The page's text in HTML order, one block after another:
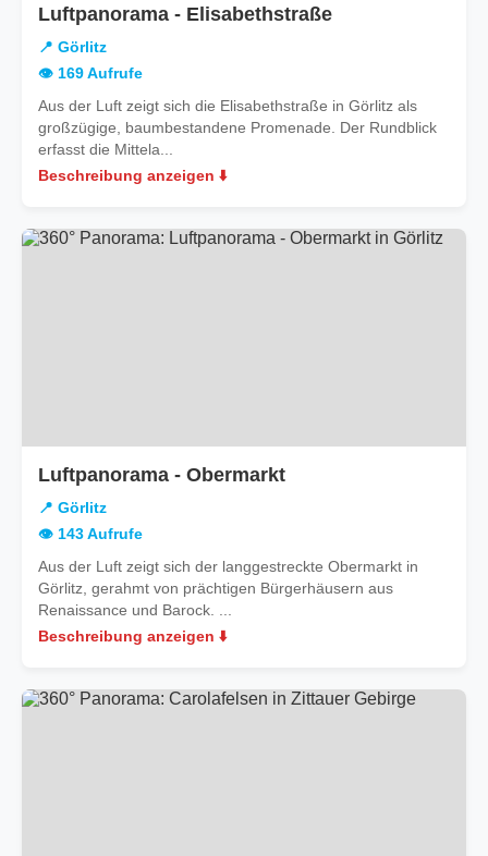
Luftpanorama - Elisabethstraßein
📍 Görlitz
👁️ 169 Aufrufe
Aus der Luft zeigt sich die Elisabethstraße in Görlitz als
großzügige, baumbestandene Promenade. Der Rundblick
erfasst die Mittela...
Beschreibung anzeigen ⬇️
Luftpanorama - Obermarktin
📍 Görlitz
👁️ 143 Aufrufe
Aus der Luft zeigt sich der langgestreckte Obermarkt in
Görlitz, gerahmt von prächtigen Bürgerhäusern aus
Renaissance und Barock. ...
Beschreibung anzeigen ⬇️